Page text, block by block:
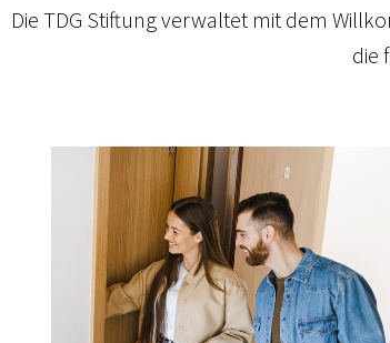
Die TDG Stiftung verwaltet mit dem
die